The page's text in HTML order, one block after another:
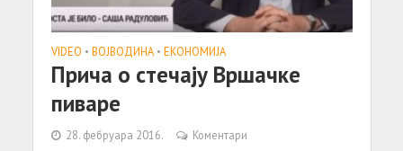
VIDEO • ВОЈВОДИНА • ЕКОНОМИЈА
Прича о стечају Вршачке
пиваре
28. фебруара 2016. Коментари